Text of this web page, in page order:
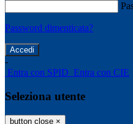
Password dimenticata?
-
Entra con SPID Entra con CIE
Seleziona utente
button close ×